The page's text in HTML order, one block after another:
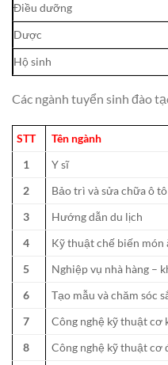
Điều dưỡng
Dược
Hộ sinh
Các ngành tuyển sinh đào
STT Tên ngành
1
Y sĩ
2
Bảo trì và sửa chữa ô tô
3
Hướng dẫn du lịch
4
Kỹ thuật chế biến món
5
Nghiệp vụ nhà hàng –
6
Tạo mẫu và chăm sóc
7
Công nghệ kỹ thuật cơ
8
Công nghệ kỹ thuật cơ